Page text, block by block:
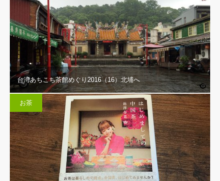
台湾あちこち茶館めぐり2016（16）北埔へ
お茶